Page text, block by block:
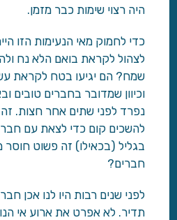
היה רצוי שימות כבר מזמן.
כדי לחמוק מאי הנעימות הזו
לצהול לקראת בואם הלא נח
שמח? הם יגיעו בטח לקראת
וכיוון שמדובר בחברים טובים
נפרד לפני שתים אחר חצות.
להשכים קום כדי לצאת עם
בגליל (בכאילו) זה פשוט
חברים?
לפני שנים רבות היו לנו אכן
תדיר. לא אפרט את ארוע אי